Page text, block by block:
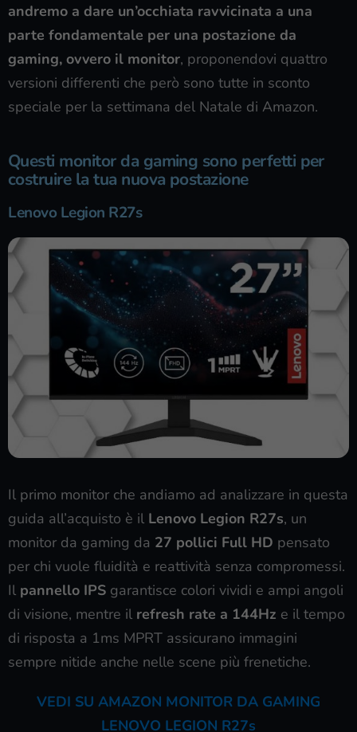
andremo a dare un’occhiata ravvicinata a una
parte fondamentale per una postazione da
gaming, ovvero il monitor, proponendovi quattro
versioni differenti che però sono tutte in sconto
speciale per la settimana del Natale di Amazon.
Questi monitor da gaming sono perfetti per
costruire la tua nuova postazione
Lenovo Legion R27s
Il primo monitor che andiamo ad analizzare in questa
guida all’acquisto è il Lenovo Legion R27s, un
monitor da gaming da 27 pollici Full HD pensato
per chi vuole fluidità e reattività senza compromessi.
Il pannello IPS garantisce colori vividi e ampi angoli
di visione, mentre il refresh rate a 144Hz e il tempo
di risposta a 1ms MPRT assicurano immagini
sempre nitide anche nelle scene più frenetiche.
VEDI SU AMAZON MONITOR DA GAMING
LENOVO LEGION R27s